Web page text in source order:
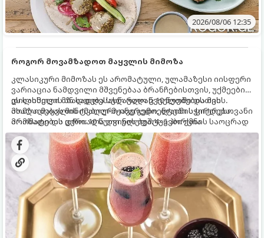
2026/08/06 12:35
როგორ მოვამზადოთ მაყვლის მიმოზა
კლასიკური მიმოზას ეს არომატული, ულამაზესი იისფერი
ვარიაცია ნამდვილი მშვენებაა ბრანჩებისთვის, უქმეების
დილისთვის ან სადღესასწაულო წვეულებებისთვის.
ახალი მაყვლის ტკბილ-მჟავე გემო, ლაიმის ციტრუსოვანი
არომატი და ცქრიალა ღვინის ბუშტუკები ქმნის საოცრად
დახვეწილ და მაგრილებელ კოქტეილს.
ეს სასმელი მზადდება სულ რაღაც 10 წუთში და მის
მომზადებას მინიმალური ინგრედიენტები სჭირდება.
მომზადების დრო: 10 წუთი ულუფა: 4–6 პორცია